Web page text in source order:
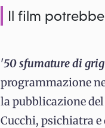
Il film potrebbe
'50 sfumature di
programmazione
la pubblicazione
Cucchi, psichiatra